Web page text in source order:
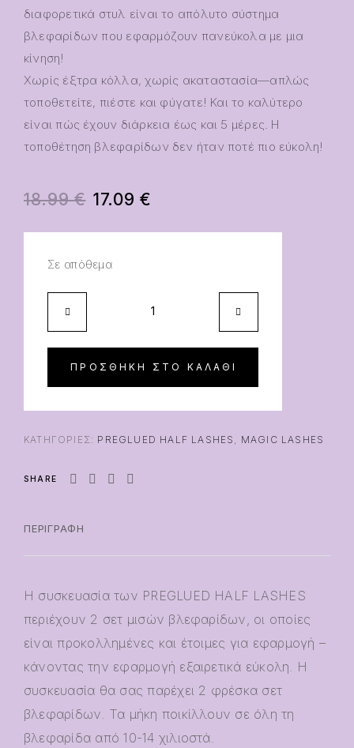
διαφορετικά στυλ είναι το απόλυτο σύστημα
βλεφαρίδων που εφαρμόζουν πανεύκολα με μια
κίνηση!
Χωρίς έξτρα κόλλα, χωρίς ακαταστασία—απλώς
τοποθετείτε, πιέστε και φύγατε! Και το καλύτερο
είναι πώς έχουν διάρκεια έως και 5 μέρες. Η
τοποθέτηση βλεφαρίδων δεν ήταν ποτέ πιο εύκολη!
18.99€ 17.09 €
Σε απόθεμα
ΠΡΟΣΘΉΚΗ ΣΤΟ ΚΑΛΆΘΙ
ΚΑΤΗΓΟΡΊΕΣ: PREGLUED HALF LASHES MAGIC LASHES
SHARE
ΠΕΡΙΓΡΑΦΉ
Η συσκευασία των PREGLUED HALF LASHES
περιέχουν 2 σετ μισών βλεφαρίδων, οι οποίες
είναι προκολλημένες και έτοιμες για εφαρμογή –
κάνοντας την εφαρμογή εξαιρετικά εύκολη. Η
συσκευασία θα σας παρέχει 2 φρέσκα σετ
βλεφαρίδων. Τα μήκη ποικίλλουν σε όλη τη
βλεφαρίδα από 10-14 χιλιοστά.